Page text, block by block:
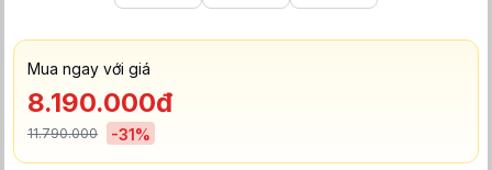
Mua ngay với giá
8.190.000đ
11.790.000 -31%